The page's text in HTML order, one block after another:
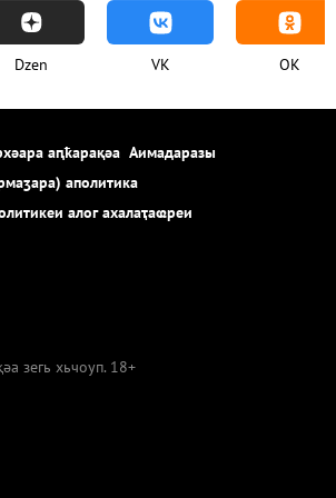
Dzen VK OK
аԥҟарақәа Аимадаразы
аполитика
алог ахалаҭаҩреи
зегь хьчоуп. 18+